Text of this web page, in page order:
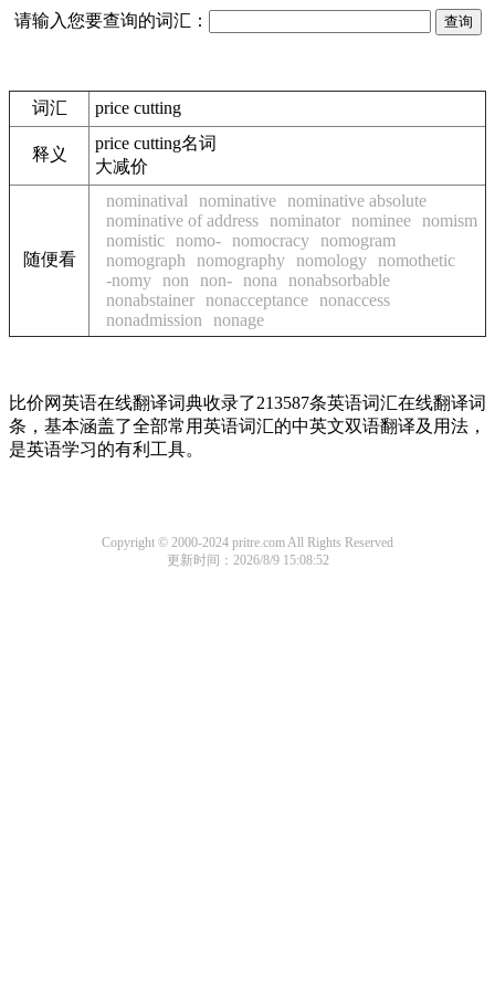
请输入您要查询的词汇：
词汇 price cutting
释义
price cutting名词
大减价
随便看
nominatival nominative
nominative absolute
nominative of address
nominator nominee
nomism
nomistic
nomo- nomocracy
nomogram
nomograph
nomography nomology
nomothetic
-nomy
non non- nona
nonabsorbable
nonabstainer
nonacceptance
nonaccess
nonadmission
nonage
比价网英语在线翻译词典收录了213587条英语词汇在线翻译词
条，基本涵盖了全部常用英语词汇的中英文双语翻译及用法，
是英语学习的有利工具。
Copyright © 2000-2024 pritre.com All Rights Reserved
更新时间：2026/8/9 15:08:52